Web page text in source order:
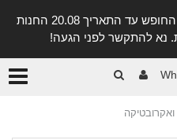
לקוחות נכבדים, שימו ♥️ לב! בימי החופש עד התאריך 20.08 החנות
נא להתקשר לפני הגעה!